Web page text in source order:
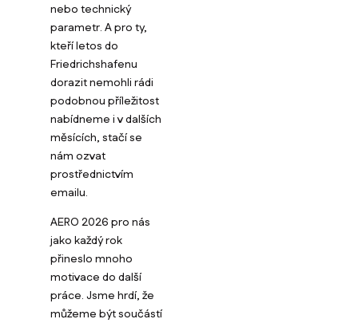
nebo technický
parametr. A pro ty,
kteří letos do
Friedrichshafenu
dorazit nemohli rádi
podobnou příležitost
nabídneme i v dalších
měsících, stačí se
nám ozvat
prostřednictvím
emailu.
AERO 2026 pro nás
jako každý rok
přineslo mnoho
motivace do další
práce. Jsme hrdí, že
můžeme být součástí